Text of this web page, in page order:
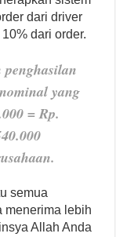
dari driver
dari order.
yang
= Rp.
semua
menerima lebih
Allah Anda